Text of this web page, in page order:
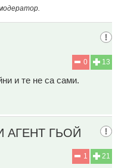
13
0
и те не са сами.
АГЕНТ ГЬОЙ
21
1